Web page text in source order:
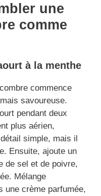
une
comme
à la menthe
commence
savoureuse.
pendant deux
plus aérien,
simple, mais il
Ensuite, ajoute un
de sel et de poivre,
Mélange
une crème parfumée,